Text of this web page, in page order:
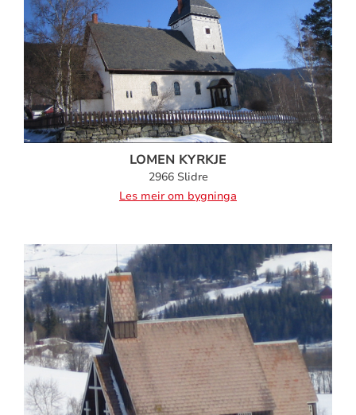
LOMEN KYRKJE
2966 Slidre
Les meir om bygninga